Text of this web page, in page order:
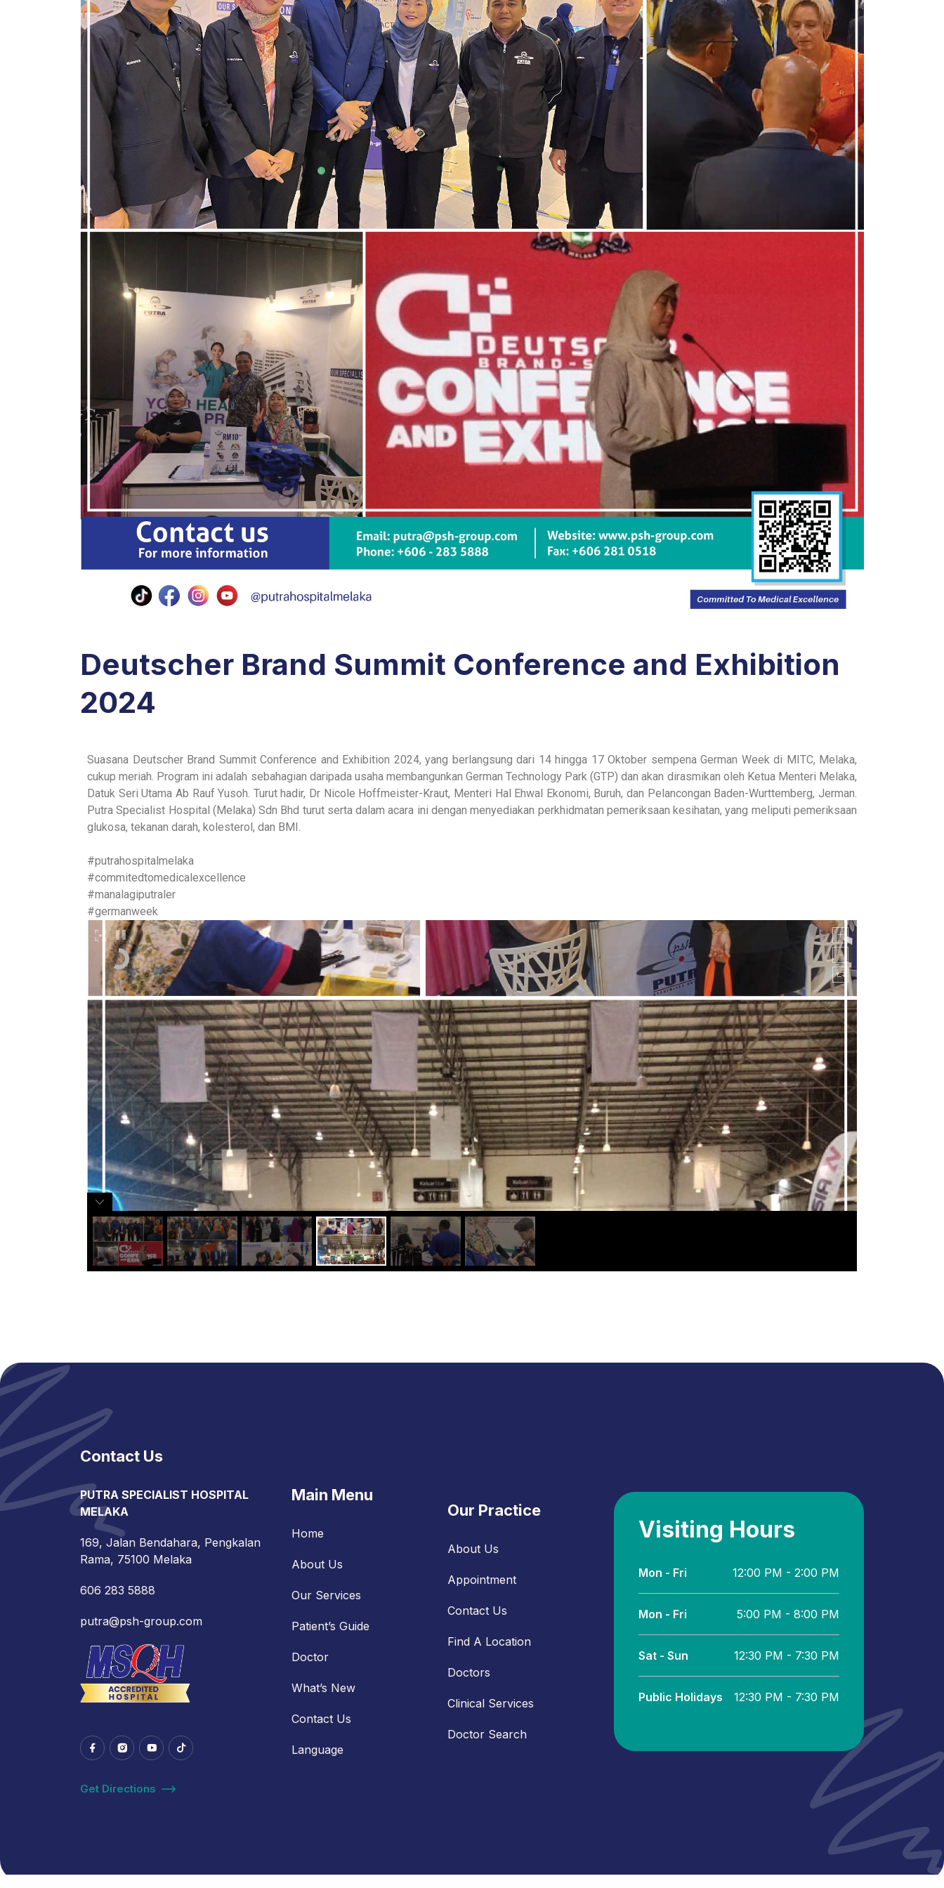
Deutscher Brand Summit Conference and Exhibition
2024
Suasana Deutscher Brand Summit Conference and Exhibition 2024, yang berlangsung dari 14 hingga 17 Oktober sempena German Week di MITC, Melaka,
cukup meriah. Program ini adalah sebahagian daripada usaha membangunkan German Technology Park (GTP) dan akan dirasmikan oleh Ketua Menteri Melaka,
Datuk Seri Utama Ab Rauf Yusoh. Turut hadir, Dr Nicole Hoffmeister-Kraut, Menteri Hal Ehwal Ekonomi, Buruh, dan Pelancongan Baden-Wurttemberg, Jerman.
Putra Specialist Hospital (Melaka) Sdn Bhd turut serta dalam acara ini dengan menyediakan perkhidmatan pemeriksaan kesihatan, yang meliputi pemeriksaan
glukosa, tekanan darah, kolesterol, dan BMI.
#putrahospitalmelaka
#commitedtomedicalexcellence
#manalagiputraler
#germanweek
Contact Us
PUTRA SPECIALIST HOSPITAL
MELAKA
169, Jalan Bendahara, Pengkalan
Rama, 75100 Melaka
606 283 5888
putra@psh-group.com
Get Directions
Main Menu
Home
About Us
Our Services
Patient’s Guide
Doctor
What’s New
Contact Us
Language
Our Practice
About Us
Appointment
Contact Us
Find A Location
Doctors
Clinical Services
Doctor Search
Visiting Hours
Mon - Fri 12:00 PM - 2:00 PM
Mon - Fri 5:00 PM - 8:00 PM
Sat - Sun 12:30 PM - 7:30 PM
Public Holidays 12:30 PM - 7:30 PM